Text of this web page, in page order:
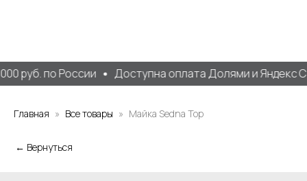
руб. по России Доступна оплата Долями и Яндекс
Главная Все товары Майка Sedna Top
← Вернуться